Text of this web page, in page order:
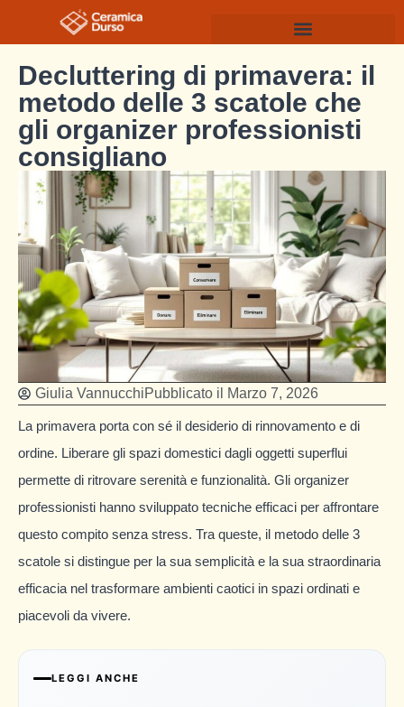
Decluttering di primavera: il
metodo delle 3 scatole che
gli organizer professionisti
consigliano
Giulia VannucchiPubblicato il Marzo 7, 2026
La primavera porta con sé il desiderio di rinnovamento e di
ordine. Liberare gli spazi domestici dagli oggetti superflui
permette di ritrovare serenità e funzionalità. Gli organizer
professionisti hanno sviluppato tecniche efficaci per affrontare
questo compito senza stress. Tra queste, il metodo delle 3
scatole si distingue per la sua semplicità e la sua straordinaria
efficacia nel trasformare ambienti caotici in spazi ordinati e
piacevoli da vivere.
LEGGI ANCHE